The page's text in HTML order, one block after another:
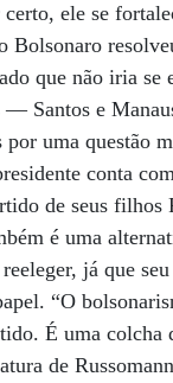
ele se
Bolsonaro
que não iria se
Santos e
uma questão
conta
de seus filhos
é uma
já que
“O
É uma colcha
de